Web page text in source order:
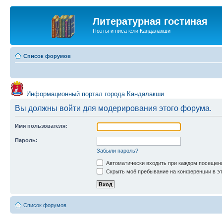
Литературная гостиная
Поэты и писатели Кандалакши
Список форумов
Информационный портал города Кандалакши
Вы должны войти для модерирования этого форума.
Имя пользователя:
Пароль:
Забыли пароль?
Автоматически входить при каждом
Скрыть моё пребывание на конференции в
Список форумов